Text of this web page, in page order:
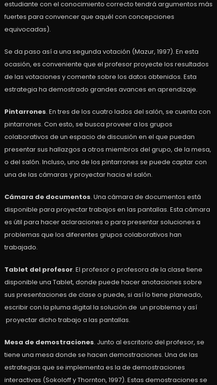
estudiante con el conocimiento correcto tendrá argumentos más
fuertes para convencer que aquél con concepciones
equivocadas).
Se da paso así a una segunda votación (Mazur, 1997). En esta
ocasión, es conveniente que el profesor proyecte los resultados
de las votaciones y comente sobre los datos obtenidos. Esta
estrategia ha demostrado grandes avances en aprendizaje.
Pintarrones. En tres de los cuatro lados del salón, se cuenta con
pintarrones. Con esto, se busca proveer a los grupos
colaborativos de un espacio de discusión en el que puedan
presentar sus hallazgos a otros miembros del grupo, de la mesa,
o del salón. Incluso, uno de los pintarrones se puede captar con
una de las cámaras y proyectar hacia el salón.
Cámara de documentos. Una cámara de documentos está
disponible para proyectar trabajos en las pantallas. Esta cámara
es útil para hacer aclaraciones o para presentar soluciones a
problemas que los diferentes grupos colaborativos han
trabajado.
Tablet del profesor. El profesor o profesora de la clase tiene
disponible una Tablet, donde puede hacer anotaciones sobre
sus presentaciones de clase o puede, si así lo tiene planeado,
escribir con la pluma digital la solución de un problema y así
proyectar dicho trabajo a las pantallas.
Mesa de demostraciones. Junto al escritorio del profesor, se
tiene una mesa donde se hacen demostraciones. Una de las
estrategias que se implementa es la de demostraciones
interactivas (Sokoloff y Thornton, 1997). Estas demostraciones se